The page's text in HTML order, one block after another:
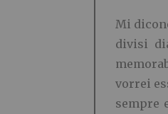
Mi
divisi
vorrei
sempre